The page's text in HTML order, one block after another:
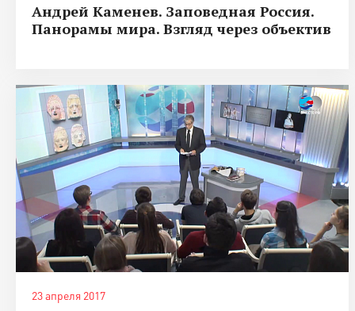
Андрей Каменев. Заповедная Россия.
Панорамы мира. Взгляд через объектив
23 апреля 2017